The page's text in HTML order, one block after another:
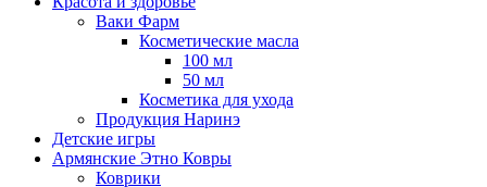
Ваки Фарм
Косметические масла
100 мл
50 мл
Косметика для ухода
Продукция Наринэ
Детские игры
Армянские Этно Ковры
Коврики